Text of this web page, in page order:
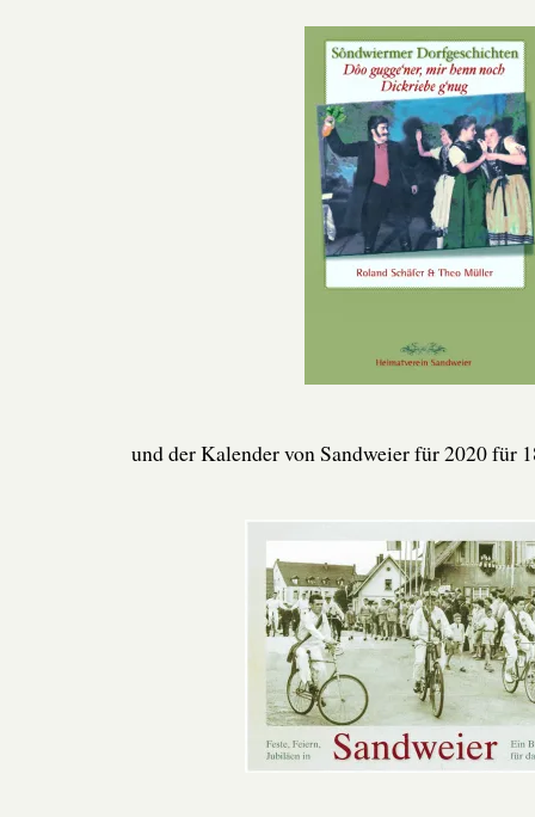
und der Kalender von Sandweier für 2020 für